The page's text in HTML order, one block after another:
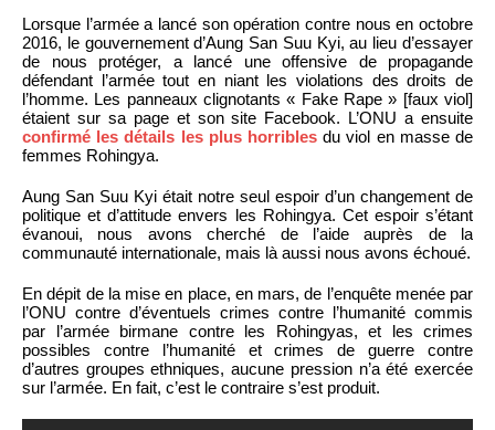
Lorsque l’armée a lancé son opération contre nous en octobre
2016, le gouvernement d’Aung San Suu Kyi, au lieu d’essayer
de nous protéger, a lancé une offensive de propagande
défendant l’armée tout en niant les violations des droits de
l’homme. Les panneaux clignotants « Fake Rape » [faux viol]
étaient sur sa page et son site Facebook. L’ONU a ensuite
confirmé les détails les plus horribles du viol en masse de
femmes Rohingya.
Aung San Suu Kyi était notre seul espoir d’un changement de
politique et d’attitude envers les Rohingya. Cet espoir s’étant
évanoui, nous avons cherché de l’aide auprès de la
communauté internationale, mais là aussi nous avons échoué.
En dépit de la mise en place, en mars, de l’enquête menée par
l’ONU contre d’éventuels crimes contre l’humanité commis
par l’armée birmane contre les Rohingyas, et les crimes
possibles contre l’humanité et crimes de guerre contre
d’autres groupes ethniques, aucune pression n’a été exercée
sur l’armée. En fait, c’est le contraire s’est produit.